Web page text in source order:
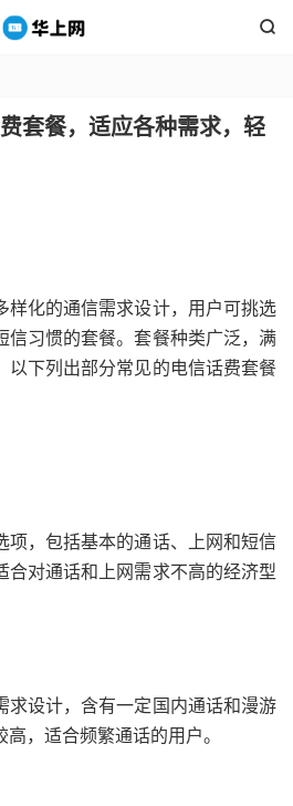

套餐，适应各种需求，轻
样化的通信需求设计，用户可挑选
信习惯的套餐。套餐种类广泛，满
以下列出部分常见的电信话费套餐
项，包括基本的通话、上网和短信
合对通话和上网需求不高的经济型
求设计，含有一定国内通话和漫游
，适合频繁通话的用户。